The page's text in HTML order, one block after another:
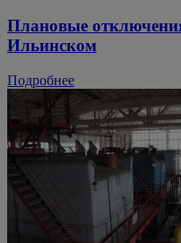
Плановые
Ильинском
Подробнее